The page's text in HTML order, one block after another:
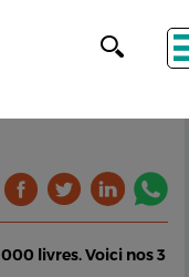
livres. Voici nos 3